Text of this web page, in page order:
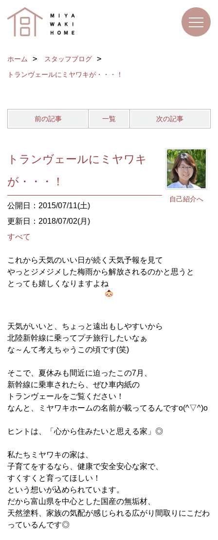
ホーム
スタッフブログ
トランヴェールにミヤワキが・・・！
前の記事 一覧 次の記事
自己紹介へ
トランヴェールにミヤワキ
が・・・！
公開日：2015/07/11(土)
更新日：2018/07/02(月)
すべて
これから天気のいい日が続く天気予報を見て
やっとジメジメした梅雨から解放されるのかと思うと
とっても嬉しくなりますよね
天気がいいと、ちょっと遠出もしやすいから
北陸新幹線に乗ってプチ旅行したいなぁ
な～んて考えちゃうこの頃です(笑)
そこで、夏休みも間近に迫ったこの7月、
新幹線に乗車されたら、ぜひ車内紙の
トランヴェールをご覧ください！
なんと、ミヤワキホームの名前が載ってるんですo(^▽^)o
ヒントは、「心から住みたいと思える家」◎
私たちミヤワキの家は、
子育てをするなら、健康で安全安心な家で、
すくすくと育ってほしい！
という想いが込められています。
だから富山県を中心とした国産の無垢材、
天然塗料、家族の気配が感じられる広がり間取りにこだわ
っているんです◎